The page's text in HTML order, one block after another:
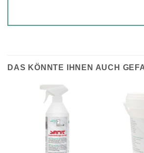
DAS KÖNNTE IHNEN AUCH